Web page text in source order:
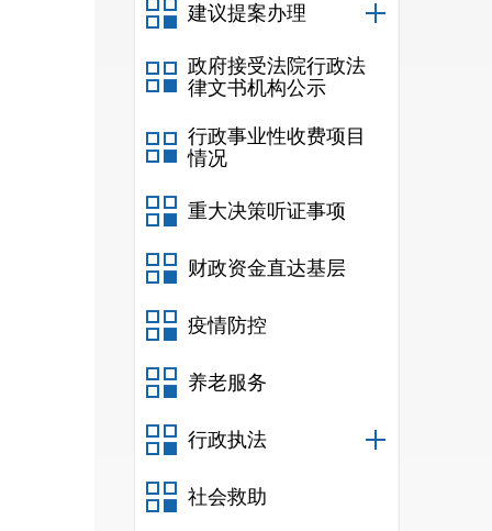
建议提案办理
政府接受法院行政法
律文书机构公示
行政事业性收费项目
情况
重大决策听证事项
财政资金直达基层
疫情防控
养老服务
行政执法
社会救助